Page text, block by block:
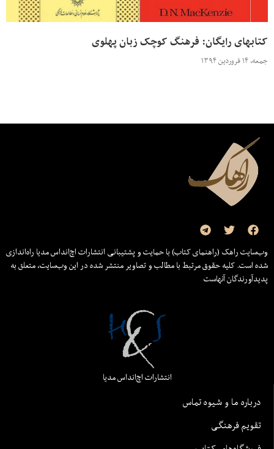
کتابهای رایگان: فرهنگ کوچک زبان پهلوی
جمعه، ۱۴ فروردین ۱۳۹۴
وب‌سایت راهک (راهنمای کتاب) با حمایت و پشتیبانی انتشارات اچ‌اند‌اس مدیا راه‌اندازی
شده است. کلیه حقوق مرتبط با مطالب و تصاویر منتشر شده در این وب‌سایت، متعلق به
پدیدآورندگان آنهاست
انتشارات اچ‌اند‌اس مدیا
درباره ما و شیوه تماس
تقویم فرهنگی